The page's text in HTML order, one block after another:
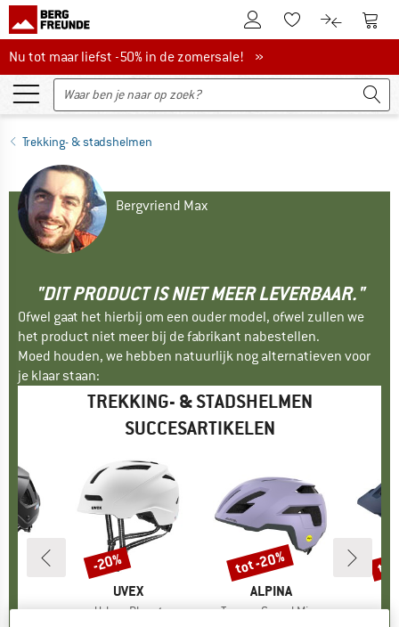
De klantenaccount
Naar deNaar de
Nu tot maar liefst -50% in de zomersale!
Nu tot maar liefst -50% in de zomersale! »
Trekking- & stadshelmen
Bergvriend Max
"DIT PRODUCT IS NIET MEER LEVERBAAR."
Ofwel gaat het hierbij om een ouder model, ofwel zullen we
het product niet meer bij de fabrikant nabestellen.
Moed houden, we hebben natuurlijk nog alternatieven voor
je klaar staan:
TREKKING- & STADSHELMEN
SUCCESARTIKELEN
MERK
UVEX
Artikel
Urban Planet
Korting
-20%
MERK
ALPINA
Artikel
Taunus Gravel Mips
Korting
tot -20% tot